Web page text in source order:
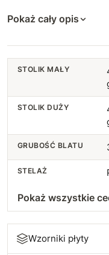
Pokaż cały opis
STOLIK MAŁY
STOLIK DUŻY
GRUBOŚĆ BLATU
STELAŻ
Pokaż wszystkie
Wzorniki płyty